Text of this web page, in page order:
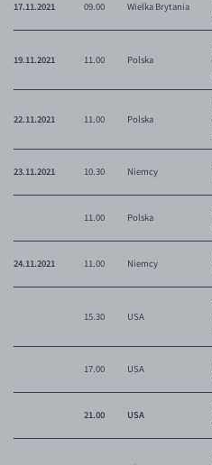
17.11.2021 09.00 Wielka Brytania
19.11.2021 11.00 Polska
22.11.2021 11.00 Polska
23.11.2021 10.30 Niemcy
11.00 Polska
24.11.2021 11.00 Niemcy
15.30 USA
17.00 USA
21.00 USA